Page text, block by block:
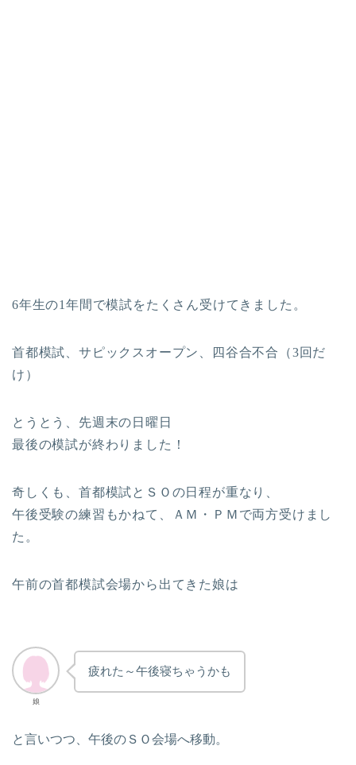
6年生の1年間で模試をたくさん受けてきました。
首都模試、サピックスオープン、四谷合不合（3回だ
け）
とうとう、先週末の日曜日
最後の模試が終わりました！
奇しくも、首都模試とＳＯの日程が重なり、
午後受験の練習もかねて、ＡＭ・ＰＭで両方受けまし
た。
午前の首都模試会場から出てきた娘は
娘
疲れた～午後寝ちゃうかも
と言いつつ、午後のＳＯ会場へ移動。